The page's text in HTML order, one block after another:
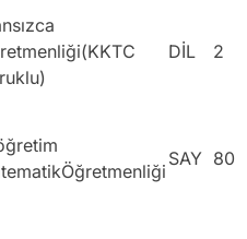
DİL 2
SAY 80